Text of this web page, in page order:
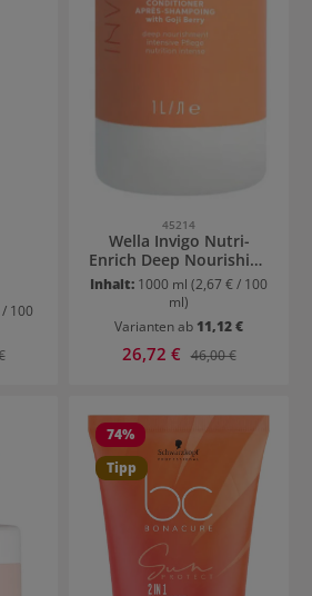
100
Preis:
45214
Wella Invigo Nutri-
Enrich Deep Nourishing
Conditioner
Inhalt: 1000 ml (2,67 € / 100
ml)
Varianten ab 11,12 €
Verkaufspreis:
26,72 € Regulärer Preis:
46,00 €
74%
Tipp